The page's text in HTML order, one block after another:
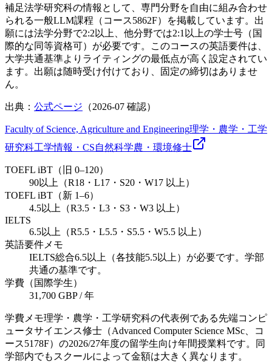
補足法学研究科の情報として、専門分野を自由に組み合わせ
られる一般LLM課程（コース5862F）を掲載しています。出
願には法学分野で2:2以上、他分野では2:1以上の学士号（国
際的な同等資格可）が必要です。このコースの英語要件は、
大学共通基準よりライティングの最低点が高く設定されてい
ます。出願は随時受け付けており、固定の締切はありませ
ん。
出典： 公式ページ （2026-07 確認）
Faculty of Science, Agriculture and Engineering理学・農学・工学
研究科工学情報・CS自然科学農・環境修士
TOEFL iBT（旧 0–120）
90以上（R18・L17・S20・W17 以上）
TOEFL iBT（新 1–6）
4.5以上（R3.5・L3・S3・W3 以上）
IELTS
6.5以上（R5.5・L5.5・S5.5・W5.5 以上）
英語要件メモ
IELTS総合6.5以上（各技能5.5以上）が必要です。学部
共通の基準です。
学費（国際学生）
31,700 GBP / 年
学費メモ理学・農学・工学研究科の代表例である先端コンピ
ュータサイエンス修士（Advanced Computer Science MSc、コ
ース5178F）の2026/27年度の留学生向け年間授業料です。同
学部内でもスクールによって金額は大きく異なります。